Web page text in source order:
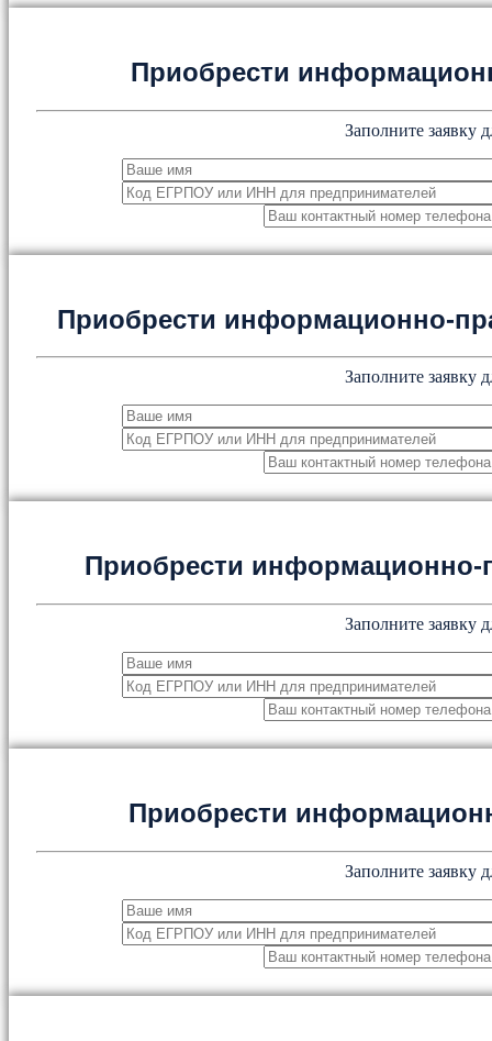
Приобрести
Заполните заявку
Приобрести информационно-
Заполните заявку
Приобрести
Заполните заявку
Приобрести
Заполните заявку